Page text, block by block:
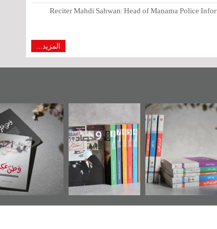
Reciter Mahdi Sahwan: Head of Manama Police
المزيد...
"مرآة البحرين"
تصدر حصاد
الساحات 2019
«وطن عكر» رواية
جديدة لمعتقل
عسكري تصدر عن
«مرآة البحرين»
حصاد 2017